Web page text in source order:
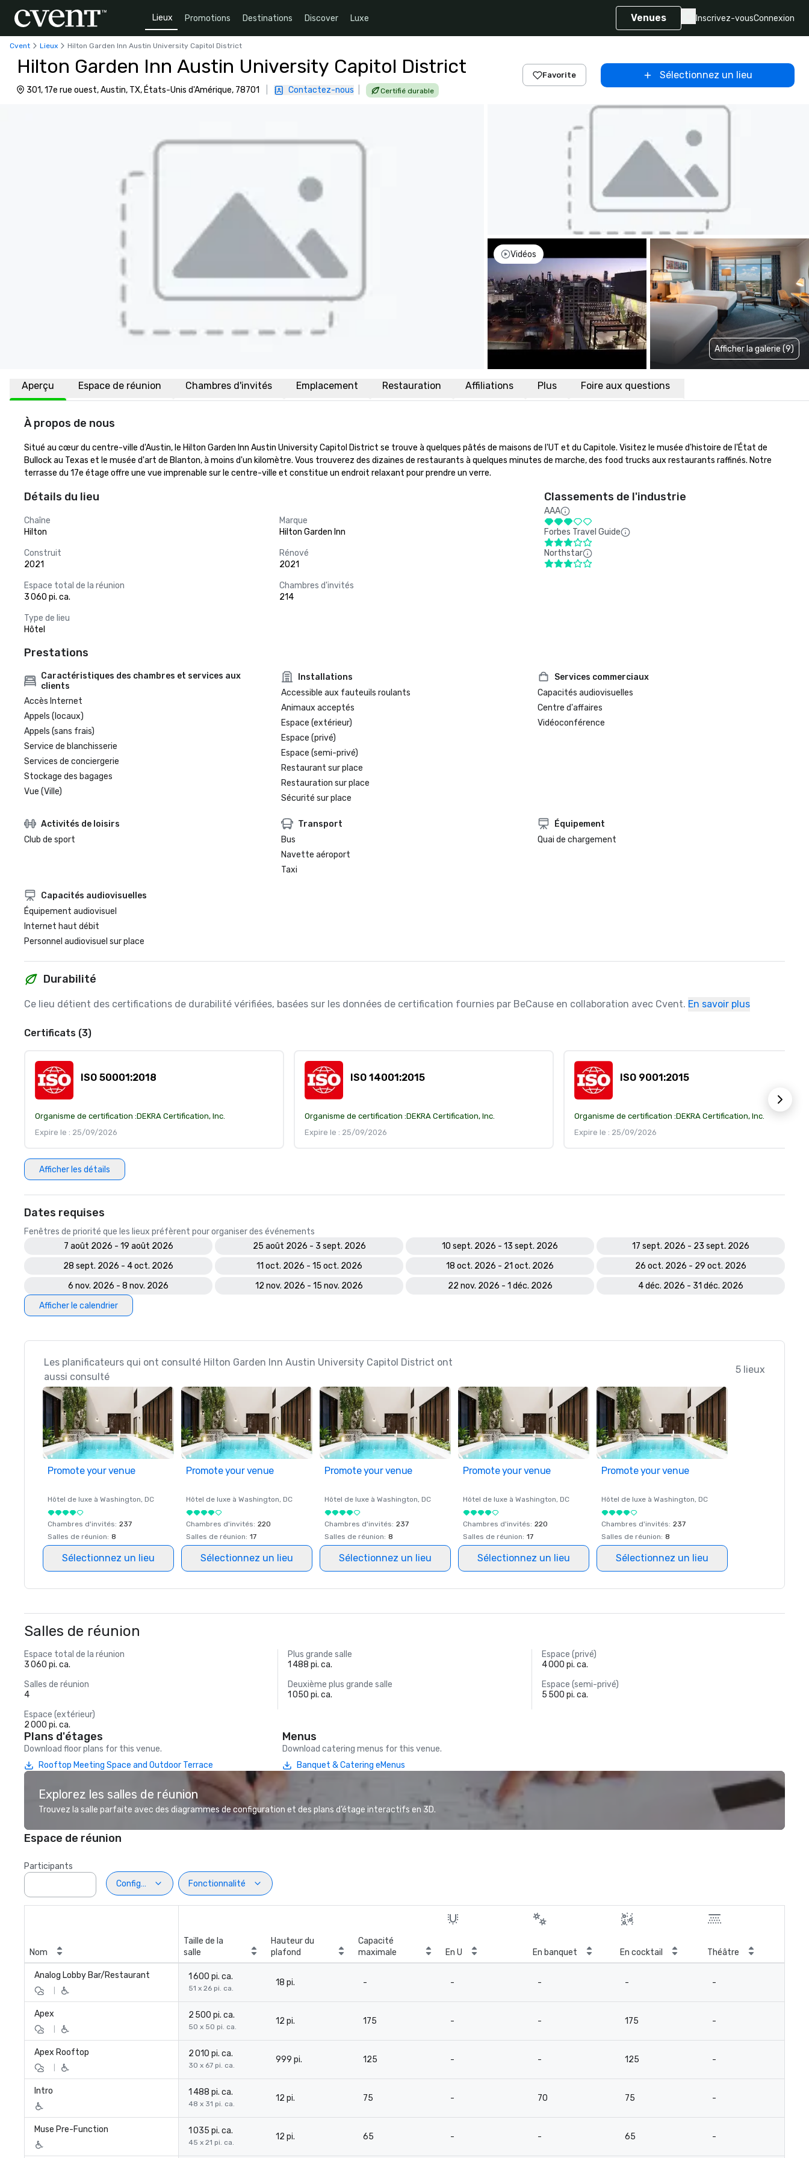
Lieux Promotions Destinations Discover Luxe Venues Inscrivez-vousConnexion
Cvent Lieux Hilton Garden Inn Austin University Capitol District
Hilton Garden Inn Austin University Capitol District
301, 17e rue ouest, Austin, TX, États-Unis d'Amérique, 78701 Contactez-nous Certifié durable
Favorite Sélectionnez un lieu
Vidéos
Afficher la galerie (9)
Aperçu Espace de réunion Chambres d'invités Emplacement Restauration Affiliations Plus Foire aux questions
À propos de nous
Situé au cœur du centre-ville d'Austin, le Hilton Garden Inn Austin University Capitol District se trouve à quelques pâtés de maisons de l'UT et du Capitole. Visitez le musée d'histoire de l'État de
Bullock au Texas et le musée d'art de Blanton, à moins d'un kilomètre. Vous trouverez des dizaines de restaurants à quelques minutes de marche, des food trucks aux restaurants raffinés. Notre
terrasse du 17e étage offre une vue imprenable sur le centre-ville et constitue un endroit relaxant pour prendre un verre.
Détails du lieu
Chaîne
Hilton
Marque
Hilton Garden Inn
Construit
2021
Rénové
2021
Espace total de la réunion
3 060 pi. ca.
Chambres d'invités
214
Type de lieu
Hôtel
Classements de l'industrie
AAA
Forbes Travel Guide
Northstar
Prestations
Caractéristiques des chambres et services aux
clients
Accès Internet
Appels (locaux)
Appels (sans frais)
Service de blanchisserie
Services de conciergerie
Stockage des bagages
Vue (Ville)
Installations
Accessible aux fauteuils roulants
Animaux acceptés
Espace (extérieur)
Espace (privé)
Espace (semi-privé)
Restaurant sur place
Restauration sur place
Sécurité sur place
Services commerciaux
Capacités audiovisuelles
Centre d'affaires
Vidéoconférence
Activités de loisirs
Club de sport
Transport
Bus
Navette aéroport
Taxi
Équipement
Quai de chargement
Capacités audiovisuelles
Équipement audiovisuel
Internet haut débit
Personnel audiovisuel sur place
Durabilité
Ce lieu détient des certifications de durabilité vérifiées, basées sur les données de certification fournies par BeCause en collaboration avec Cvent. En savoir plus
Certificats (3)
ISO 50001:2018
Organisme de certification :DEKRA Certification, Inc.
Expire le : 25/09/2026
ISO 14001:2015
Organisme de certification :DEKRA Certification, Inc.
Expire le : 25/09/2026
ISO 9001:2015
Organisme de certification :DEKRA Certification, Inc.
Expire le : 25/09/2026
Afficher les détails
Dates requises
Fenêtres de priorité que les lieux préfèrent pour organiser des événements
7 août 2026 - 19 août 2026
25 août 2026 - 3 sept. 2026 10 sept. 2026 - 13 sept. 2026
17 sept. 2026 - 23 sept. 2026
28 sept. 2026 - 4 oct. 2026
11 oct. 2026 - 15 oct. 2026 18 oct. 2026 - 21 oct. 2026
26 oct. 2026 - 29 oct. 2026
6 nov. 2026 - 8 nov. 2026
12 nov. 2026 - 15 nov. 2026 22 nov. 2026 - 1 déc. 2026
4 déc. 2026 - 31 déc. 2026
Afficher le calendrier
Les planificateurs qui ont consulté Hilton Garden Inn Austin University Capitol District ont
aussi consulté
5 lieux
Promote your venue
Hôtel de luxe à Washington, DC
Chambres d'invités: 237
Salles de réunion: 8
Sélectionnez un lieu
Promote your venue
Hôtel de luxe à Washington, DC
Chambres d'invités: 220
Salles de réunion: 17
Sélectionnez un lieu
Promote your venue
Hôtel de luxe à Washington, DC
Chambres d'invités: 237
Salles de réunion: 8
Sélectionnez un lieu
Promote your venue
Hôtel de luxe à Washington, DC
Chambres d'invités: 220
Salles de réunion: 17
Sélectionnez un lieu
Promote your venue
Hôtel de luxe à Washington, DC
Chambres d'invités: 237
Salles de réunion: 8
Sélectionnez un lieu
Salles de réunion
Espace total de la réunion
3 060 pi. ca.
Plus grande salle
1 488 pi. ca.
Espace (privé)
4 000 pi. ca.
Salles de réunion
4
Deuxième plus grande salle
1 050 pi. ca.
Espace (semi-privé)
5 500 pi. ca.
Espace (extérieur)
2 000 pi. ca.
Plans d'étages
Download floor plans for this venue.
Rooftop Meeting Space and Outdoor Terrace
Menus
Download catering menus for this venue.
Banquet & Catering eMenus
Explorez les salles de réunion
Trouvez la salle parfaite avec des diagrammes de configuration et des plans d’étage interactifs en 3D.
Espace de réunion
Participants
Configuration
Fonctionnalité
Nom
Taille de la
salle
Hauteur du
plafond
Capacité
maximale
En U En banquet En cocktail Théâtre
Analog Lobby Bar/Restaurant 1 600 pi. ca.
51 x 26 pi. ca.
18 pi. - - - - -
Apex 2 500 pi. ca.
50 x 50 pi. ca.
12 pi. 175 - - 175 -
Apex Rooftop 2 010 pi. ca.
30 x 67 pi. ca.
999 pi. 125 - - 125 -
Intro 1 488 pi. ca.
48 x 31 pi. ca.
12 pi. 75 - 70 75 -
Muse Pre-Function 1 035 pi. ca.
45 x 21 pi. ca.
12 pi. 65 - - 65 -